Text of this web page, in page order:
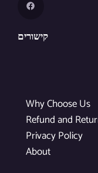
קישורים
Why Choose Us
Refund and
Privacy Policy
About